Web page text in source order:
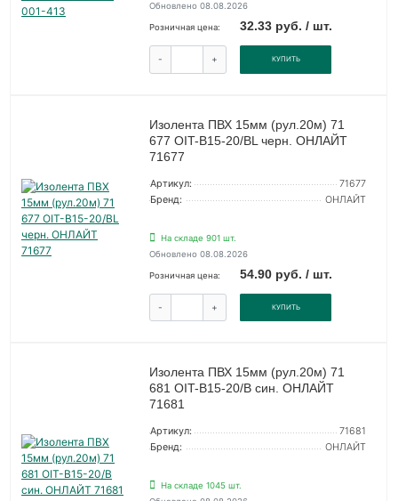
Обновлено 08.08.2026
Розничная цена: 32.33 руб. / шт.
- + КУПИТЬ
Изолента ПВХ 15мм (рул.20м) 71
677 OIT-B15-20/BL черн. ОНЛАЙТ
71677
Артикул:
71677
Бренд:
ОНЛАЙТ
На складе 901 шт.
Обновлено 08.08.2026
Розничная цена: 54.90 руб. / шт.
- + КУПИТЬ
Изолента ПВХ 15мм (рул.20м) 71
681 OIT-B15-20/B син. ОНЛАЙТ
71681
Артикул:
71681
Бренд:
ОНЛАЙТ
На складе 1045 шт.